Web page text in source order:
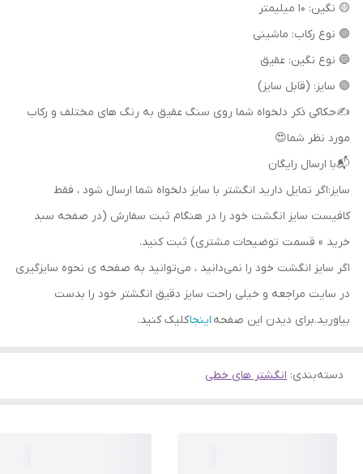
🟡 نگین: 10 میلیمتر
🟢 نوع رکاب: ماشینی
🔵 نوع نگین: عقیق
🟣 سایز: (قابل سایز)
✍حکاکی ذکر دلخواه شما روی سنگ عقیق به رنگ های مختلف و رکاب
مورد نظر شما😍
📬با ارسال رایگان
سایز:اگر تمایل دارید انگشتر با سایز دلخواه شما ارسال شود ، فقط
کافیست سایز انگشت خود را در هنگام ثبت سفارش (در صفحه سبد
خرید » قسمت توضیحات مشتری) ثبت کنید.
اگر سایز انگشت خود را نمی‌دانید ، می‌توانید به صفحه ی نحوه سایزگیری
در سایت مراجعه و خیلی راحت سایز دقیق انگشتر خود را بدست
بیاورید.برای دیدن این صفحه اینجاکلیک کنید.
دسته‌بندی: انگشتر های خطی